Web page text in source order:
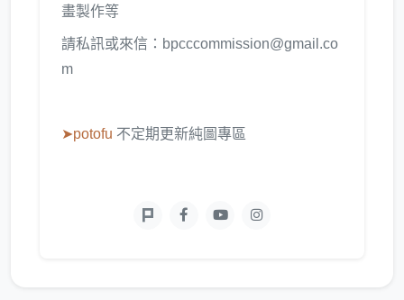
畫製作等
請私訊或來信：bpcccommission@gmail.co
m
➤potofu 不定期更新純圖專區